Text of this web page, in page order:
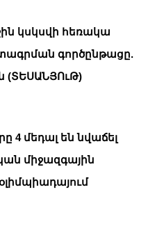
կսկսվի հեռակա
գործընթացը.
(ՏԵՍԱՆՅՈւԹ)
4 մեդալ են նվաճել
միջազգային